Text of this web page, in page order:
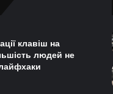
клавіш на
людей не